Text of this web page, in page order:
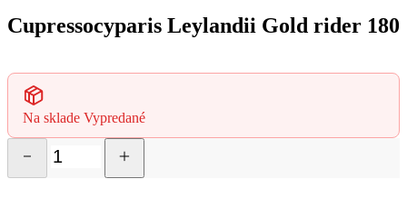
Cupressocyparis Leylandii Gold rider 180
Na sklade Vypredané